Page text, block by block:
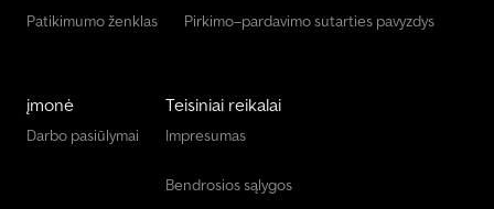
Patikimumo ženklas Pirkimo–pardavimo sutarties pavyzdys
įmonė
Darbo pasiūlymai
Teisiniai reikalai
Impresumas
Bendrosios sąlygos